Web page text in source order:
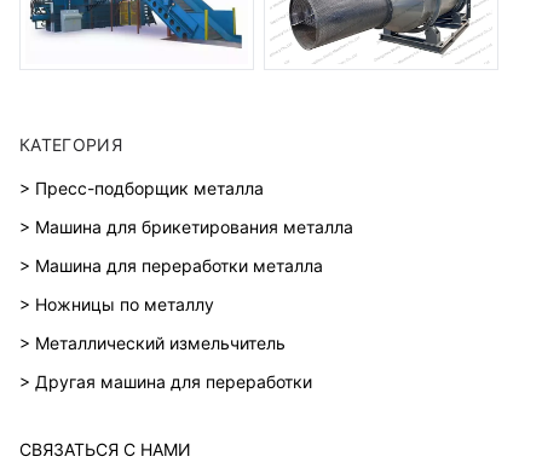
КАТЕГОРИЯ
> Пресс-подборщик металла
> Машина для брикетирования металла
> Машина для переработки металла
> Ножницы по металлу
> Металлический измельчитель
> Другая машина для переработки
СВЯЗАТЬСЯ С НАМИ